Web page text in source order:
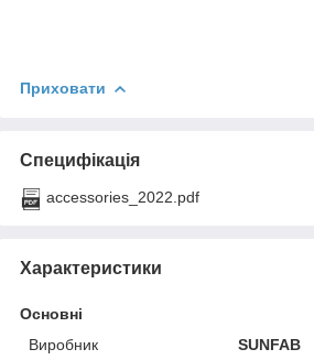
Приховати
Специфікація
accessories_2022.pdf
Характеристики
Основні
Виробник
SUNFAB